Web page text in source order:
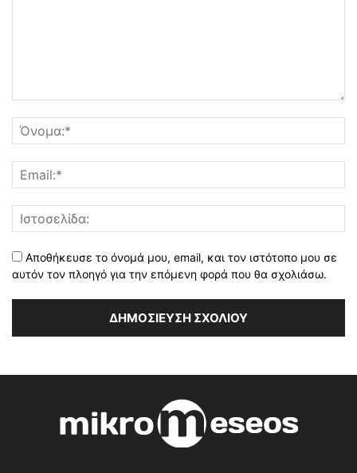
Αποθήκευσε το όνομά μου, email, και τον ιστότοπο μου σε
αυτόν τον πλοηγό για την επόμενη φορά που θα σχολιάσω.